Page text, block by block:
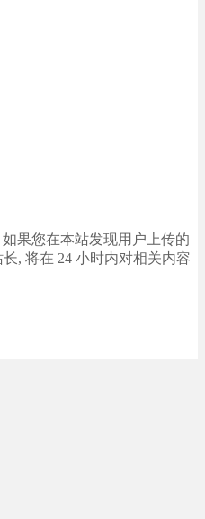
如果您在本站发现用户上传的
, 将在 24 小时内对相关内容